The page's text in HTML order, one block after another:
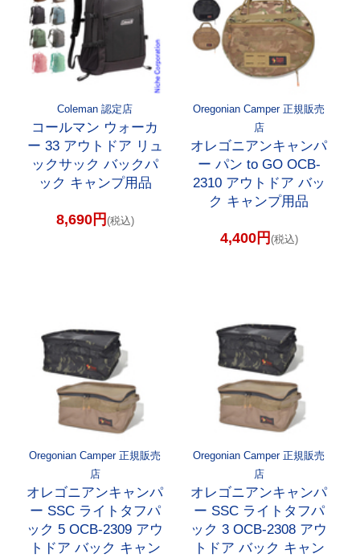
Coleman 認定店
コールマン ウォーカ
ー 33 アウトドア リュ
ックサック バックパ
ック キャンプ用品
8,690円 (税込)
Oregonian Camper 正規販売
店
オレゴニアンキャンパ
ー パン to GO OCB-
2310 アウトドア バッ
ク キャンプ用品
4,400円 (税込)
Oregonian Camper 正規販売
店
オレゴニアンキャンパ
ー SSC ライトタフパ
ック 5 OCB-2309 アウ
トドア バック キャン
Oregonian Camper 正規販売
店
オレゴニアンキャンパ
ー SSC ライトタフパ
ック 3 OCB-2308 アウ
トドア バック キャン